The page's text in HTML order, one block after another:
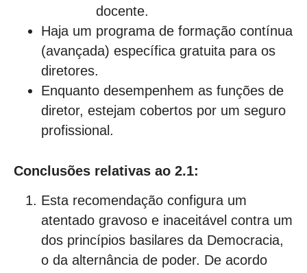
docente.
Haja um programa de formação contínua
(avançada) específica gratuita para os
diretores.
Enquanto desempenhem as funções de
diretor, estejam cobertos por um seguro
profissional.
Conclusões relativas ao 2.1:
Esta recomendação configura um
atentado gravoso e inaceitável contra um
dos princípios basilares da Democracia,
o da alternância de poder. De acordo